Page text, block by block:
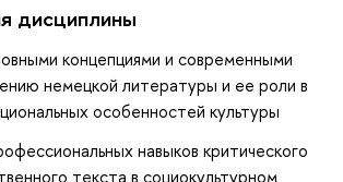
дисциплины
концепциями и современными
немецкой литературы и ее роли в
особенностей культуры
навыков критического
текста в социокультурном